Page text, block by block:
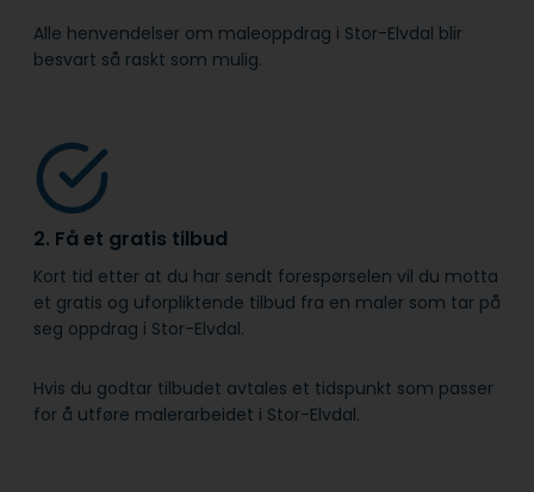
Alle henvendelser om maleoppdrag i Stor-Elvdal blir
besvart så raskt som mulig.
2. Få et gratis tilbud
Kort tid etter at du har sendt forespørselen vil du motta
et gratis og uforpliktende tilbud fra en maler som tar på
seg oppdrag i Stor-Elvdal.
Hvis du godtar tilbudet avtales et tidspunkt som passer
for å utføre malerarbeidet i Stor-Elvdal.